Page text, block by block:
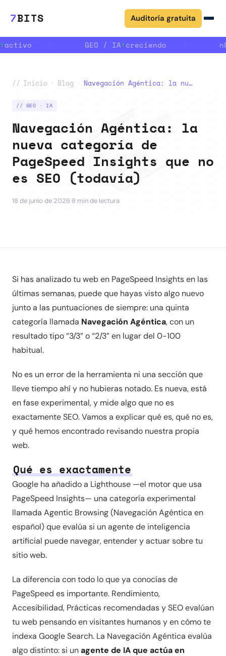
7BITS Auditoría gratuita
activo GEO / IA↑creciendo
// Inicio · Blog · Navegación Agéntica: la nueva categoría de PageSpeed Insights que no es SEO (todavía)
// GEO · IA
Navegación Agéntica: la
nueva categoría de
PageSpeed Insights que no
es SEO (todavía)
18 de junio de 2026·8 min de lectura
Si has analizado tu web en PageSpeed Insights en las
últimas semanas, puede que hayas visto algo nuevo
junto a las puntuaciones de siempre: una quinta
categoría llamada Navegación Agéntica, con un
resultado tipo “3/3” o “2/3” en lugar del 0-100
habitual.
No es un error de la herramienta ni una sección que
lleve tiempo ahí y no hubieras notado. Es nueva, está
en fase experimental, y mide algo que no es
exactamente SEO. Vamos a explicar qué es, qué no es,
y qué hemos encontrado revisando nuestra propia
web.
Qué es exactamente
Google ha añadido a Lighthouse —el motor que usa
PageSpeed Insights— una categoría experimental
llamada Agentic Browsing (Navegación Agéntica en
español) que evalúa si un agente de inteligencia
artificial puede navegar, entender y actuar sobre tu
sitio web.
La diferencia con todo lo que ya conocías de
PageSpeed es importante. Rendimiento,
Accesibilidad, Prácticas recomendadas y SEO evalúan
tu web pensando en visitantes humanos y en cómo te
indexa Google Search. La Navegación Agéntica evalúa
algo distinto: si unagente de IA que actúa en